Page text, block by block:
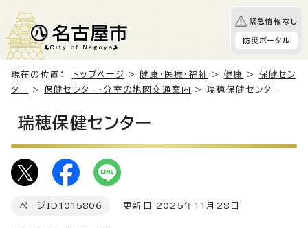
緊急情報なし
防災ポータル
現在の位置： トップページ >健康・医療・福祉 > 健康 > 保健セン
ター
>保健センター・分室の地図交通案内 > 瑞穂保健センター
瑞穂保健センター
ページID 1015806 更新日 2025年11月28日